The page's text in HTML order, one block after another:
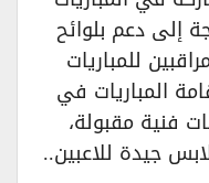
إلى دعم بلوائح
للمباريات
المباريات في
فنية مقبولة،
جيدة للاعبين..